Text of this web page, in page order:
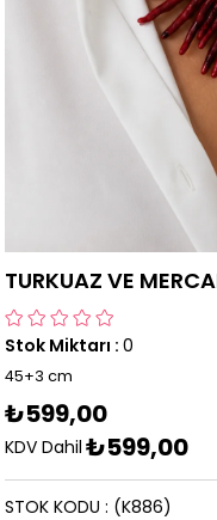
TURKUAZ VE
Stok Miktarı : 0
45+3 cm
₺599,00
KDV Dahil ₺599,00
(K886)
STOK KODU